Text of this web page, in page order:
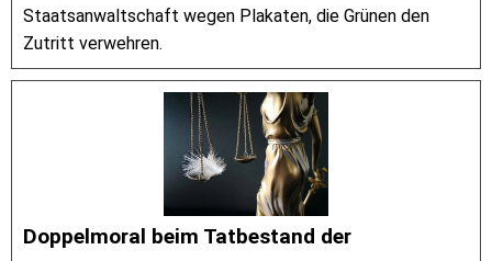
Staatsanwaltschaft wegen Plakaten, die Grünen den
Zutritt verwehren.
Doppelmoral beim Tatbestand der